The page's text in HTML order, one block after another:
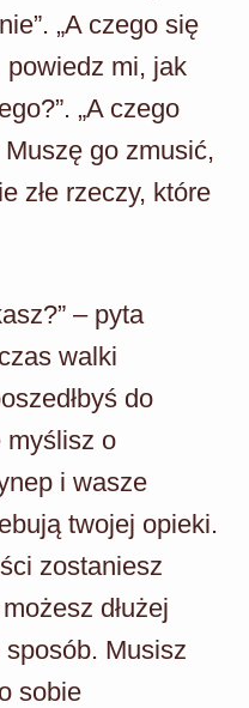
„A czego się
powiedz mi, jak
„A czego
go zmusić,
złe rzeczy, które
– pyta
walki
do
myślisz o
i wasze
twojej opieki.
zostaniesz
dłużej
Musisz
sobie